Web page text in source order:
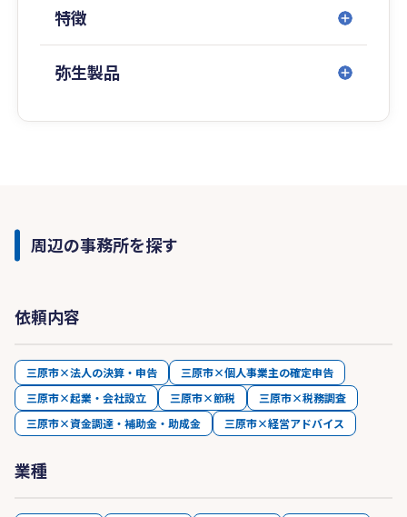
支援サービス』があります。
相続税申告の有無にかかわらず、お気軽にご相談
ください。
特徴
弥生製品
周辺の事務所を探す
依頼内容
三原市×法人の決算・申告
三原市×個人事業主の確定申告
三原市×起業・会社設立
三原市×節税
三原市×税務調査
三原市×資金調達・補助金・助成金
三原市×経営アドバイス
業種